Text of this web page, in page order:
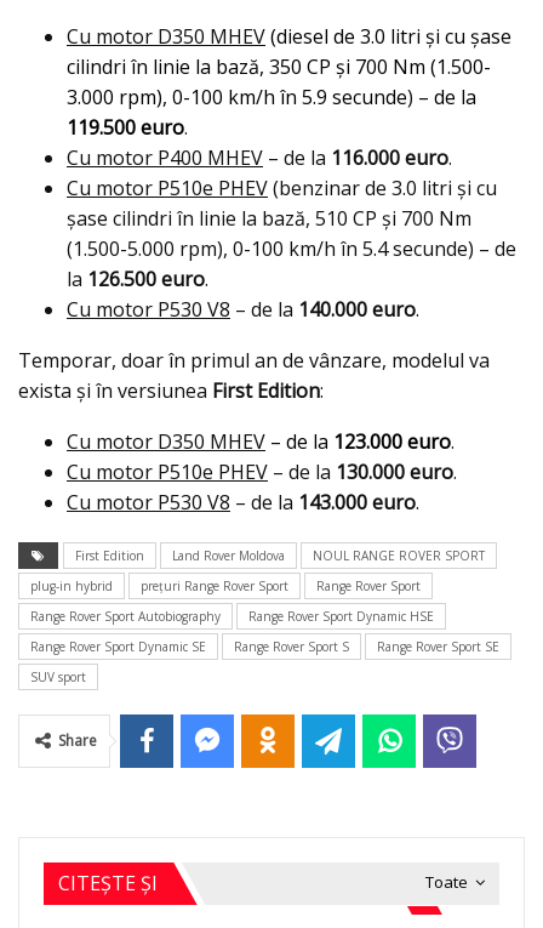
Cu motor D350 MHEV(diesel de 3.0 litri şi cu şase
cilindri în linie la bază, 350 CP şi 700 Nm (1.500-
3.000 rpm), 0-100 km/h în 5.9 secunde) – de la
119.500 euro.
Cu motor P400 MHEV – de la 116.000 euro.
Cu motor P510e PHEV(benzinar de 3.0 litri şi cu
şase cilindri în linie la bază, 510 CP şi 700 Nm
(1.500-5.000 rpm), 0-100 km/h în 5.4 secunde) – de
la 126.500 euro.
Cu motor P530 V8 – de la 140.000 euro.
Temporar, doar în primul an de vânzare, modelul va
exista şi în versiunea First Edition:
Cu motor D350 MHEV – de la 123.000 euro.
Cu motor P510e PHEV – de la 130.000 euro.
Cu motor P530 V8 – de la 143.000 euro.
First Edition Land Rover Moldova
NOUL RANGE ROVER SPORT
plug-in hybrid
preţuri Range Rover Sport
Range Rover Sport
Range Rover Sport Autobiography
Range Rover Sport Dynamic HSE
Range Rover Sport Dynamic SE
Range Rover Sport S
Range Rover Sport SE
SUV sport
Share
Toate
CITEȘTE ȘI